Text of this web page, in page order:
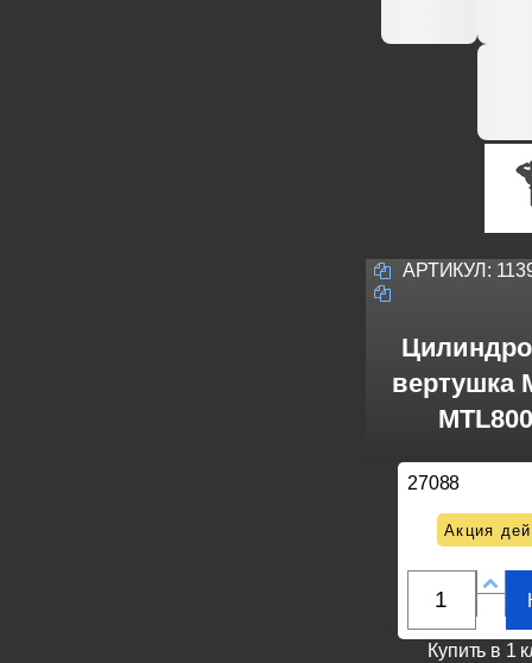
АРТИКУЛ:
вертушка
27088
Акция
Купить в 1